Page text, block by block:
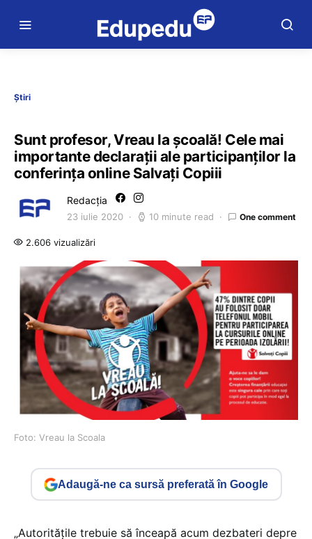
Știri
Sunt profesor, Vreau la școală! Cele mai
importante declarații ale participanților la
conferința online Salvați Copiii
Redacția
23 iulie 2020 10 minute read One comment
2.606 vizualizări
Foto: Vreau la Scoala
Adaugă-ne ca sursă preferată în Google
„Autoritățile trebuie să înceapă acum dezbateri depre